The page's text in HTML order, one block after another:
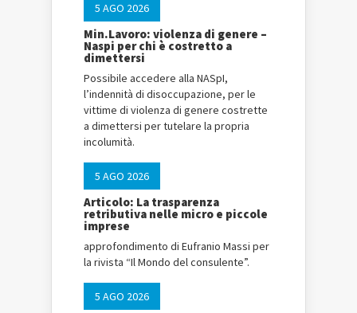
5 AGO 2026
Min.Lavoro: violenza di genere –
Naspi per chi è costretto a
dimettersi
Possibile accedere alla NASpI,
l’indennità di disoccupazione, per le
vittime di violenza di genere costrette
a dimettersi per tutelare la propria
incolumità.
5 AGO 2026
Articolo: La trasparenza
retributiva nelle micro e piccole
imprese
approfondimento di Eufranio Massi per
la rivista “Il Mondo del consulente”.
5 AGO 2026